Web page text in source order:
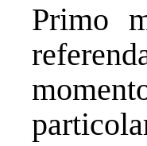
Primo